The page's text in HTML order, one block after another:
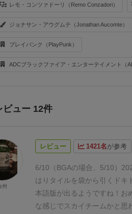
レモ・コンツァドーリ（Remo Conzadori）
ジョナサン・アウグムテ（Jonathan Aucomte）
プレイパンク（PlayPunk）
ADCブラックファイア・エンターテイメント（
ビュー 12件
レビュー 1421名が参考
6/10（BGAの場合、5/10）
はりタイルを袋から引くドキ
本語版が出るようですね！お
な感じでスカイチームかと思
州